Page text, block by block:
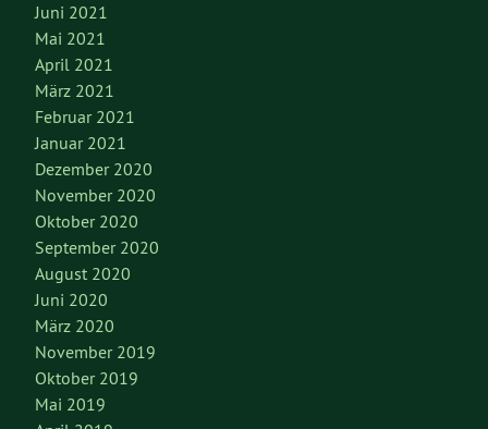
Juni 2021
Mai 2021
April 2021
März 2021
Februar 2021
Januar 2021
Dezember 2020
November 2020
Oktober 2020
September 2020
August 2020
Juni 2020
März 2020
November 2019
Oktober 2019
Mai 2019